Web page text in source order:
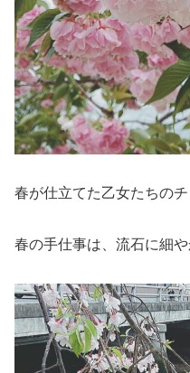
春が仕立てた乙女たちのチ
春の手仕事は、流石に細や